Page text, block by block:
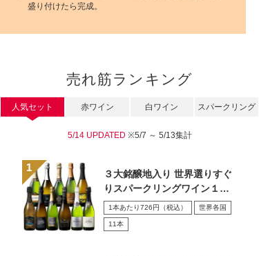
盛り付けたら完成。
売れ筋ランキング
人気セット
5/14 UPDATED ※5/7 ～ 5/13集計
３大銘醸地入り 世界選りすぐ
りスパークリングワイン１１
本セット 第４３弾
1本あたり726円（税込） 世界各国
11本
赤ワイン 白ワイン スパークリング